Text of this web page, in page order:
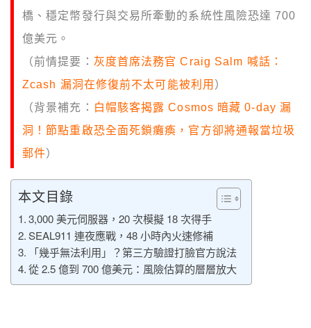
橋、穩定幣發行與交易所牽動的系統性風險恐達 700
億美元。
（前情提要： 灰度首席法務官 Craig Salm 喊話：
Zcash 漏洞在修復前不太可能被利用 ）
（背景補充： 白帽駭客揭露 Cosmos 暗藏 0-day 漏
洞！節點重啟恐全面死鎖癱瘓，官方卻將通報當垃圾
郵件）
本文目錄
3,000 美元伺服器，20 次模擬 18 次得手
SEAL911 連夜應戰，48 小時內火速修補
「幾乎無法利用」？第三方驗證打臉官方說法
從 2.5 億到 700 億美元：風險估算的層層放大